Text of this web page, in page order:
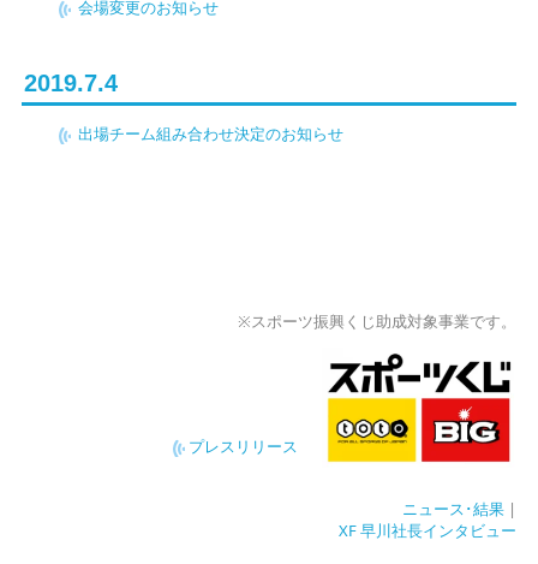
会場変更のお知らせ
2019.7.4
出場チーム組み合わせ決定のお知らせ
※スポーツ振興くじ助成対象事業です。
プレスリリース
ニュース･結果|
XF 早川社長インタビュー